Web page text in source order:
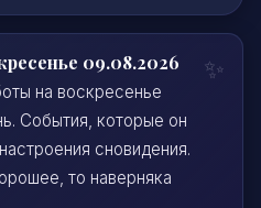
09.08.2026
на воскресенье
События, которые он
сновидения.
то наверняка